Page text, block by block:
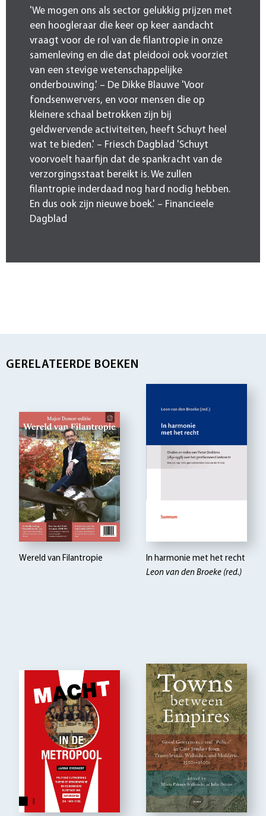
'We mogen ons als sector gelukkig prijzen met
een hoogleraar die keer op keer aandacht
vraagt voor de rol van de filantropie in onze
samenleving en die dat pleidooi ook voorziet
van een stevige wetenschappelijke
onderbouwing.' – De Dikke Blauwe 'Voor
fondsenwervers, en voor mensen die op
kleinere schaal betrokken zijn bij
geldwervende activiteiten, heeft Schuyt heel
wat te bieden.' – Friesch Dagblad 'Schuyt
voorvoelt haarfijn dat de spankracht van de
verzorgingsstaat bereikt is. We zullen
filantropie inderdaad nog hard nodig hebben.
En dus ook zijn nieuwe boek.' – Financieele
Dagblad
GERELATEERDE BOEKEN
Wereld van Filantropie
In harmonie met het recht
Leon van den Broeke (red.)